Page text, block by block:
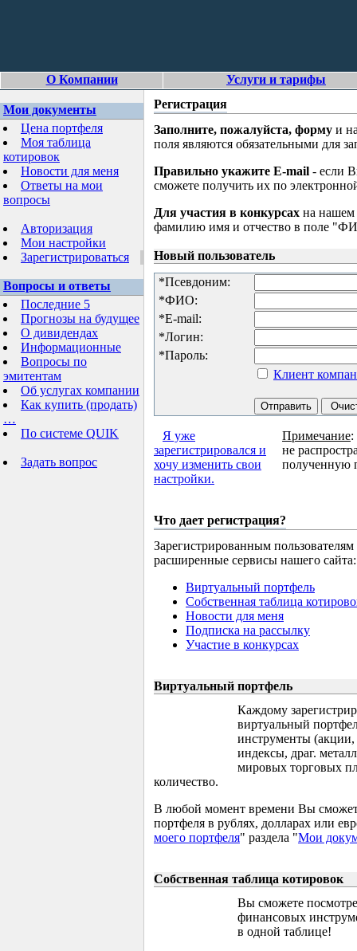
О Компании Услуги и тарифы
Мои документы
Цена портфеля
Моя таблица
котировок
Новости для меня
Ответы на мои
вопросы
Авторизация
Мои настройки
Зарегистрироваться
Вопросы и ответы
Последние 5
Прогнозы на будущее
О дивидендах
Информационные
Вопросы по
эмитентам
Об услугах компании
Как купить (продать)
…
По системе QUIK
Задать вопрос
Регистрация
Заполните, пожалуйста, форму и
поля являются обязательными для
Правильно укажите E-mail - если
сможете получить их по
Для участия в конкурсах на нашем
фамилию имя и отчество в поле
Новый пользователь
*Псевдоним:
*ФИО:
*E-mail:
*Логин:
*Пароль:
Клиент
Я уже
зарегистрировался и
хочу изменить свои
настройки.
Примечание:
не
полученную
Что дает регистрация?
Зарегистрированным пользователям
расширенные сервисы нашего сайта:
Виртуальный портфель
Собственная таблица
Новости для меня
Подписка на рассылку
Участие в конкурсах
Виртуальный портфель
Каждому
виртуальный
инструменты
индексы, драг.
мировых торговых
количество.
В любой момент времени Вы
портфеля в рублях, долларах или
моего портфеля" раздела "Мои
Собственная таблица котировок
Вы сможете
финансовых
в одной таблице!